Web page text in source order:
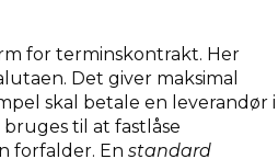
for terminskontrakt. Her
Det giver maksimal
skal betale en leverandør i
bruges til at fastlåse
forfalder. En standard